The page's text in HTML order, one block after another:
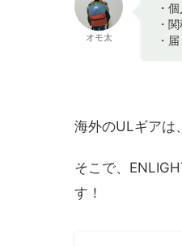
オモ太
・
・
・
海外のULギアは
そこで、
す！